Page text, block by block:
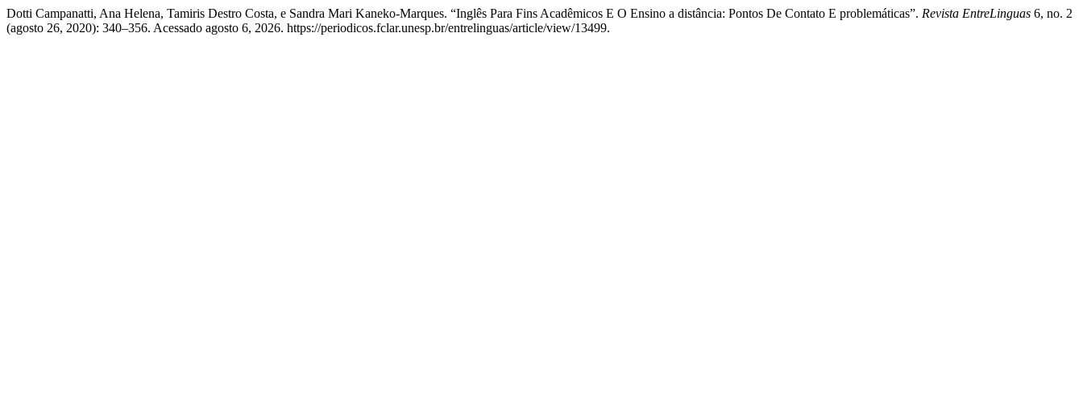
Dotti Campanatti, Ana Helena, Tamiris Destro Costa, e Sandra Mari Kaneko-Marques. “Inglês Para Fins Acadêmicos E O Ensino a distância: Pontos De Contato E problemáticas”. Revista EntreLinguas 6, no. 2
(agosto 26, 2020): 340–356. Acessado agosto 6, 2026. https://periodicos.fclar.unesp.br/entrelinguas/article/view/13499.